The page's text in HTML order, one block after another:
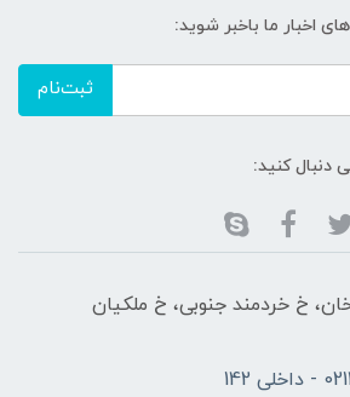
اخبار ما باخبر شوید:
ثبت‌نام
دنبال کنید:
خ خردمند جنوبی، خ ملکیان
142